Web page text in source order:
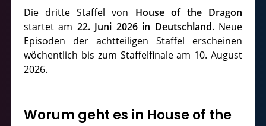
Die dritte Staffel von House of the Dragon
startet am 22. Juni 2026 in Deutschland. Neue
Episoden der achtteiligen Staffel erscheinen
wöchentlich bis zum Staffelfinale am 10. August
2026.
Worum geht es in House of the